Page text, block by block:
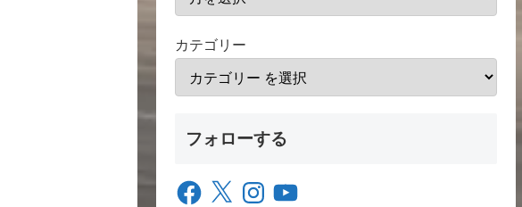
カテゴリー
フォローする
Facebook
X InstagramYouTube